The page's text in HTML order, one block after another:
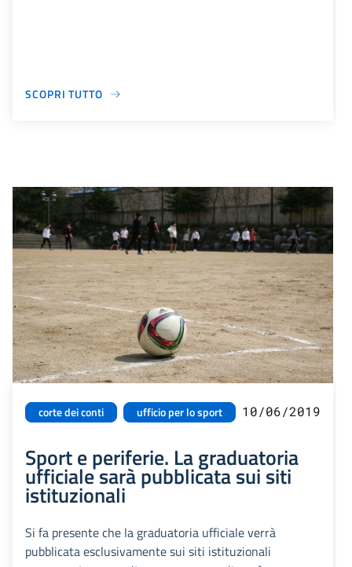
SCOPRI TUTTO
corte dei conti ufficio per lo sport 10/06/2019
Sport e periferie. La graduatoria
ufficiale sarà pubblicata sui siti
istituzionali
Si fa presente che la graduatoria ufficiale verrà
pubblicata esclusivamente sui siti istituzionali